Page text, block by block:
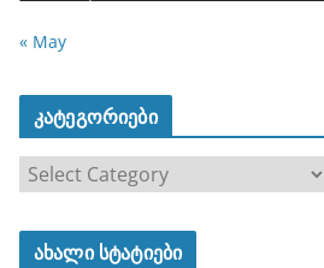
« May
კატეგორიები
ტ
ახალი სტატიები